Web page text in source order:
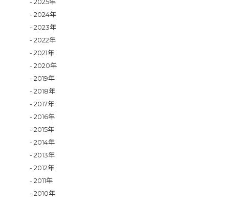
2024年
2023年
2022年
2021年
2020年
2019年
2018年
2017年
2016年
2015年
2014年
2013年
2012年
2011年
2010年